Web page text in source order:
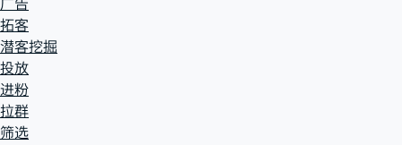
拓客
潜客挖掘
投放
进粉
拉群
筛选